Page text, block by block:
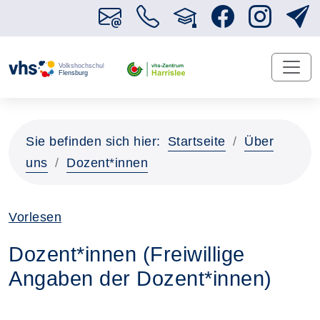
Sie befinden sich hier: Startseite
Über
uns
Dozent*innen
Vorlesen
Dozent*innen (Freiwillige
Angaben der Dozent*innen)